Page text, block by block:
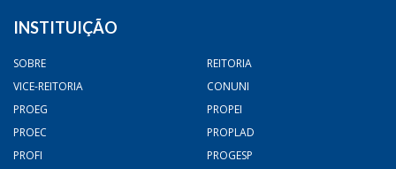
INSTITUIÇÃO
SOBRE
REITORIA
VICE-REITORIA
CONUNI
PROEG
PROPEI
PROEC
PROPLAD
PROFI
PROGESP